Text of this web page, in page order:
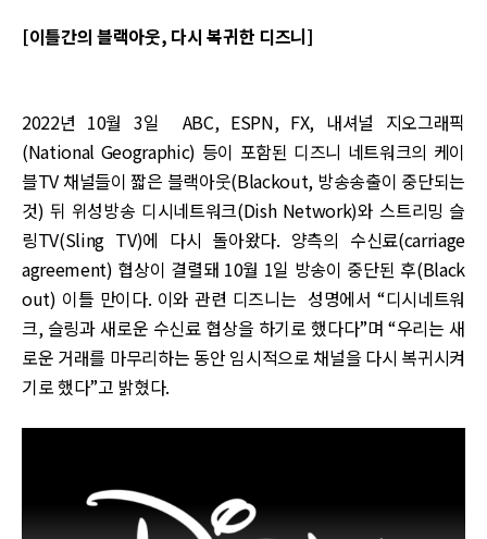
[이틀간의 블랙아웃, 다시 복귀한 디즈니]
2022년 10월 3일 ABC, ESPN, FX, 내셔널 지오그래픽
(National Geographic) 등이 포함된 디즈니 네트워크의 케이
블TV 채널들이 짧은 블랙아웃(Blackout, 방송송출이 중단되는
것) 뒤 위성방송 디시네트워크(Dish Network)와 스트리밍 슬
링TV(Sling TV)에 다시 돌아왔다. 양측의 수신료(carriage
agreement) 협상이 결렬돼 10월 1일 방송이 중단된 후(Black
out) 이틀 만이다. 이와 관련 디즈니는 성명에서 “디시네트워
크, 슬링과 새로운 수신료 협상을 하기로 했다다”며 “우리는 새
로운 거래를 마무리하는 동안 임시적으로 채널을 다시 복귀시켜
기로 했다”고 밝혔다.